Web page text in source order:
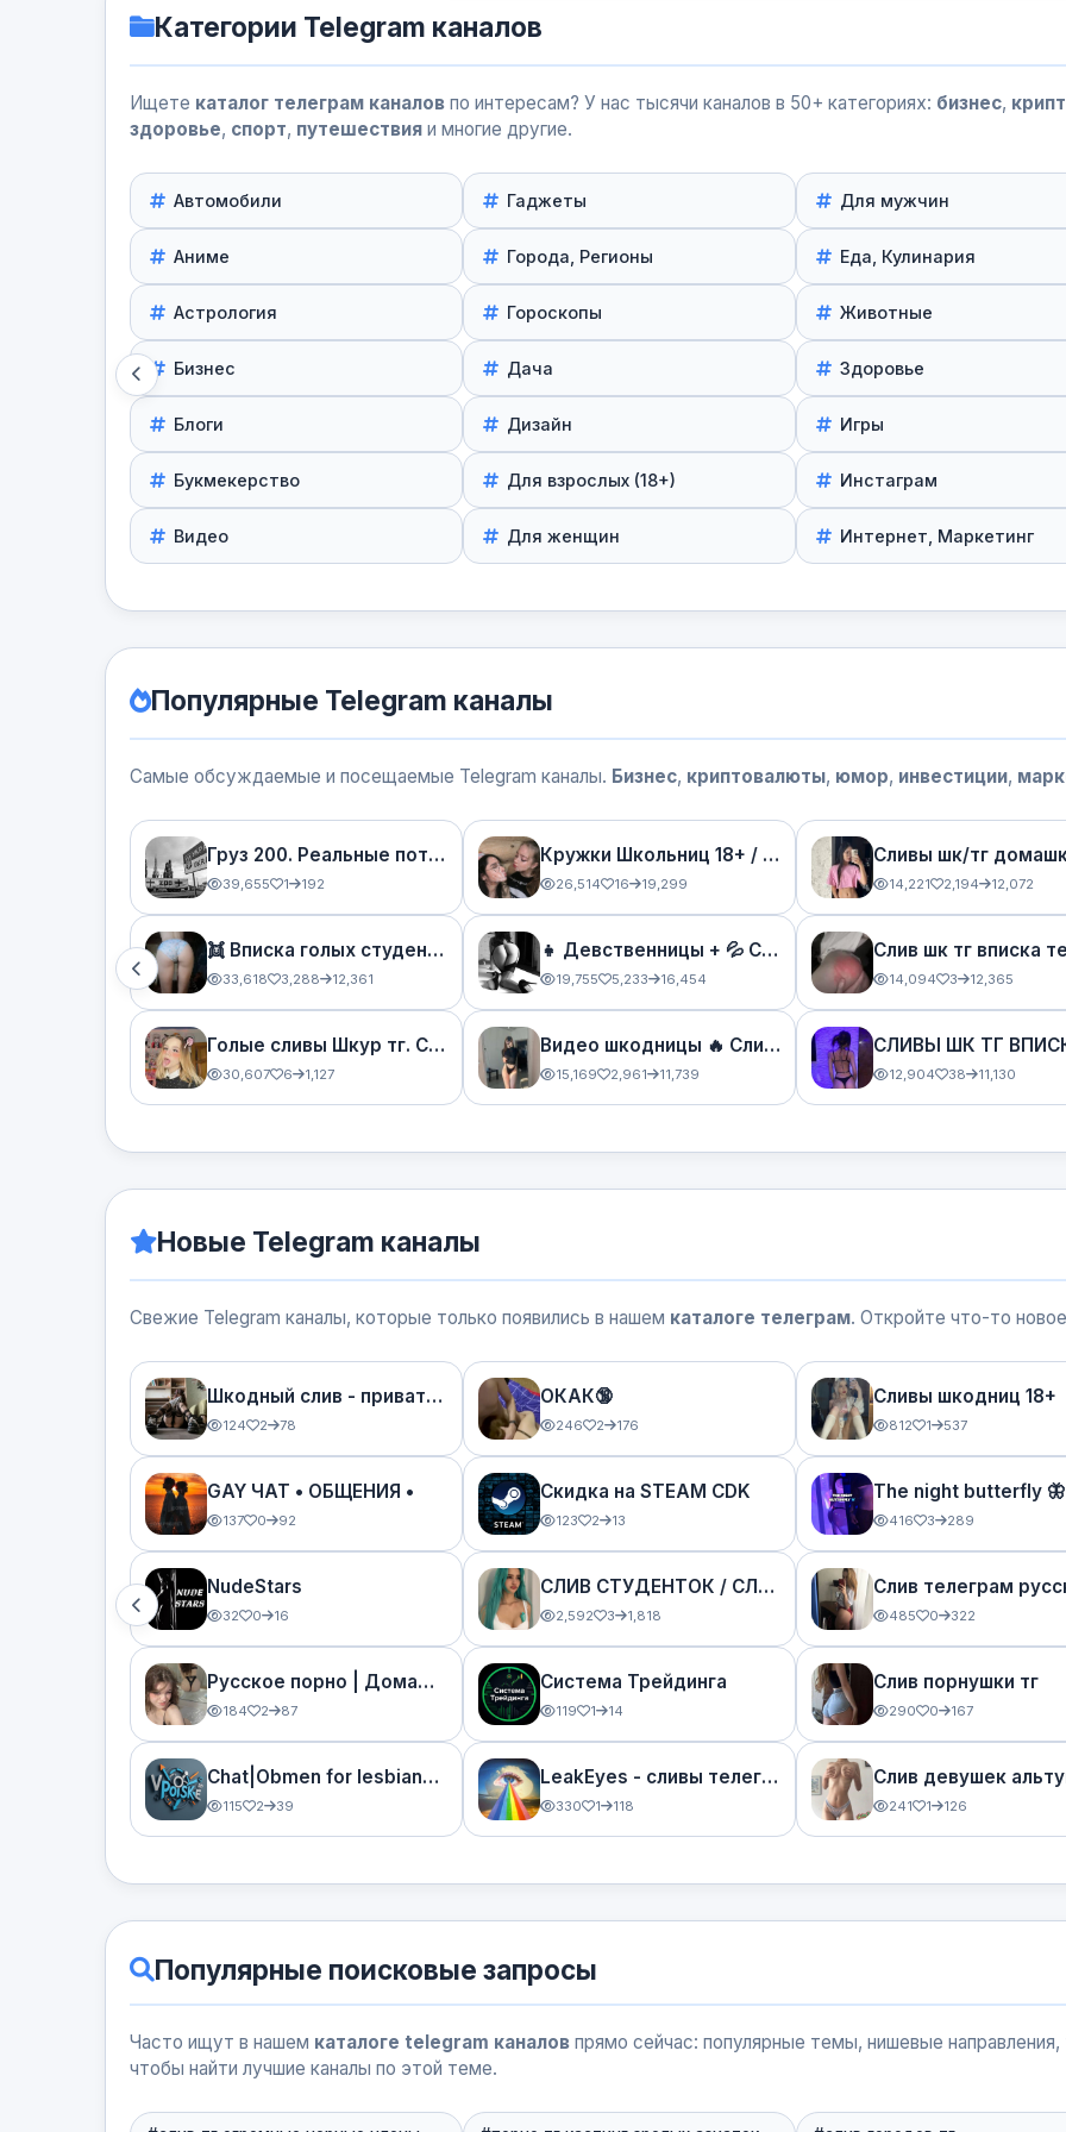
Категории Telegram каналов
Ищете каталог телеграм каналов по интересам? У нас тысячи каналов в 50+ категориях: бизнес,
здоровье, спорт, путешествия и многие другие.
Автомобили
Аниме
Астрология
Бизнес
Блоги
Букмекерство
Видео
Гаджеты
Города, Регионы
Гороскопы
Дача
Дизайн
Для взрослых (18+)
Для женщин
Для мужчин
Еда, Кулинария
Животные
Здоровье
Игры
Инстаграм
Интернет, Маркетинг
Популярные Telegram каналы
Самые обсуждаемые и посещаемые Telegram каналы. Бизнес, криптовалюты, юмор, инвестиции,
Груз 200. Реальные потери, погибшие, пропавшие без вести. Война России с Украиной.
39,655 1 192
👯 Вписка голых студенток 😍 Прямой слив с Telegram без цензуры
33,618 3,288 12,361
Голые сливы Шкур тг. Сливы студенток телеграмм
30,607 6 1,127
Кружки Школьниц 18+ / Сливы С Анон Чата
26,514 16 19,299
👧 Девственницы + 💦 Слив Telegram приваток без цензуры
19,755 5,233 16,454
Видео шкодницы 🔥 Сливы шкод тг юных и горячих
15,169 2,961 11,739
14,221 2,194 12,072
14,094 3 12,365
12,904 38 11,130
Новые Telegram каналы
Свежие Telegram каналы, которые только появились в нашем каталоге телеграм. Откройте что-то
Шкодный слив - приватные паки шкодниц со сливов
124 2 78
GAY ЧАТ • ОБЩЕНИЯ •
137 0 92
NudeStars
32 0 16
Русское порно | Домашнее, Интимки, Секс, Анал
184 2 87
Chat|Obmen for lesbians,gays,bisexuals,femboys,swingers...
115 2 39
ОКАК🔞
246 2 176
Скидка на STEAM CDK
123 2 13
СЛИВ СТУДЕНТОК / СЛИВЫ ТРЭШ ШКОД ТГ
2,592 3 1,818
Система Трейдинга
119 1 14
LeakEyes - сливы телеграмм
330 1 118
Сливы шкодниц 18+
812 1 537
The night butterfly 🦋
416 3 289
485 0 322
Слив порнушки тг
290 0 167
241 1 126
Популярные поисковые запросы
Часто ищут в нашем каталоге telegram каналов прямо сейчас: популярные темы, нишевые
чтобы найти лучшие каналы по этой теме.